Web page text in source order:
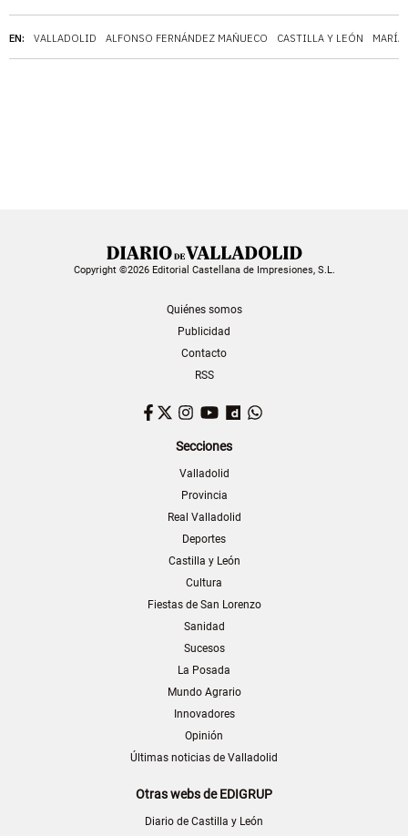
EN: VALLADOLID ALFONSO FERNÁNDEZ MAÑUECO CASTILLA Y LEÓN MARÍA
Copyright ©2026 Editorial Castellana de Impresiones, S.L.
Quiénes somos
Publicidad
Contacto
RSS
Facebook
TwitterInstagram
YouTubeDailymotion
Secciones
Valladolid
Provincia
Real Valladolid
Deportes
Castilla y León
Cultura
Fiestas de San Lorenzo
Sanidad
Sucesos
La Posada
Mundo Agrario
Innovadores
Opinión
Últimas noticias de Valladolid
Otras webs de EDIGRUP
Diario de Castilla y León